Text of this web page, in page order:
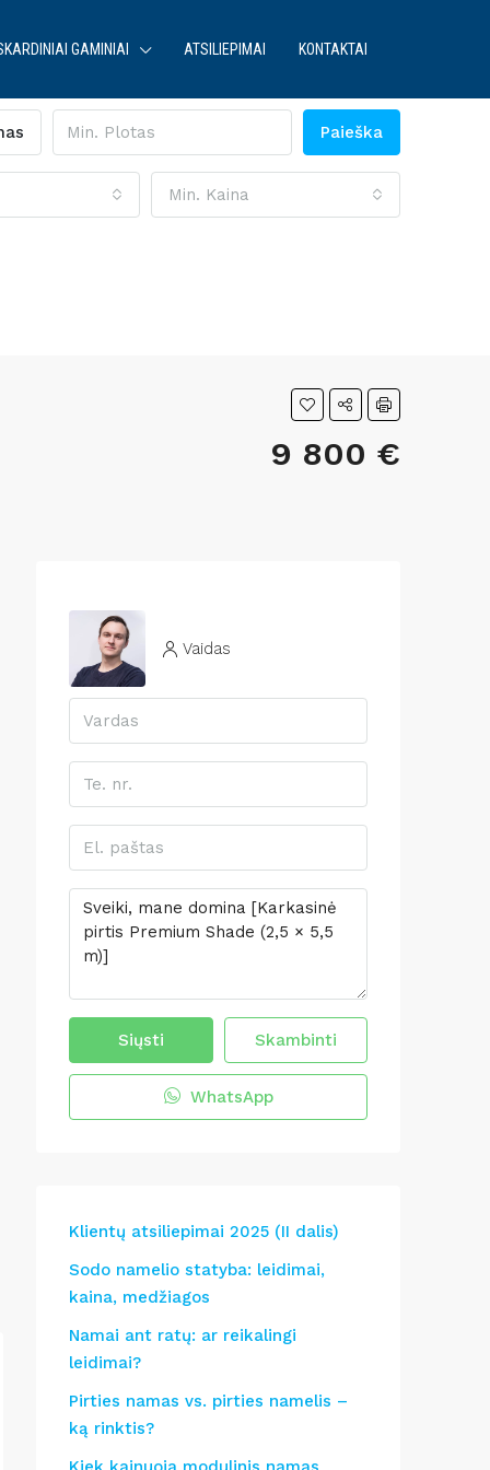
GAMINIAI ATSILIEPIMAI KONTAKTAI
Paieška
Min. Kaina
9 800 €
Vaidas
Siųsti Skambinti
WhatsApp
Klientų atsiliepimai 2025 (II dalis)
Sodo namelio statyba: leidimai,
kaina, medžiagos
Namai ant ratų: ar reikalingi
leidimai?
Pirties namas vs. pirties namelis –
ką rinktis?